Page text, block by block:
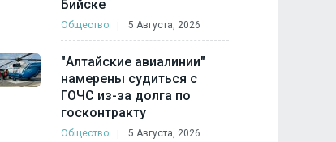
Бийске
Общество 5 Августа, 2026
"Алтайские авиалинии"
намерены судиться с
ГОЧС из-за долга по
госконтракту
Общество 5 Августа, 2026